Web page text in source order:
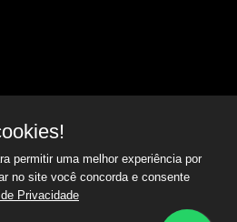
Dra. Rose Marques. Todos os
de Privacidade
permitir uma melhor experiência por
no site você concorda e consente
Privacidade